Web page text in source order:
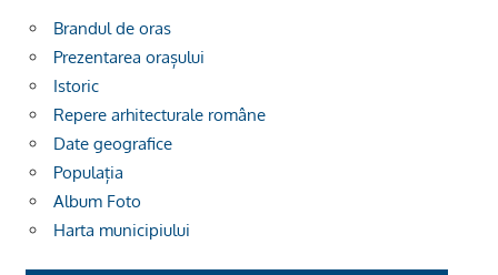
Brandul de oras
Prezentarea orașului
Istoric
Repere arhitecturale române
Date geografice
Populația
Album Foto
Harta municipiului